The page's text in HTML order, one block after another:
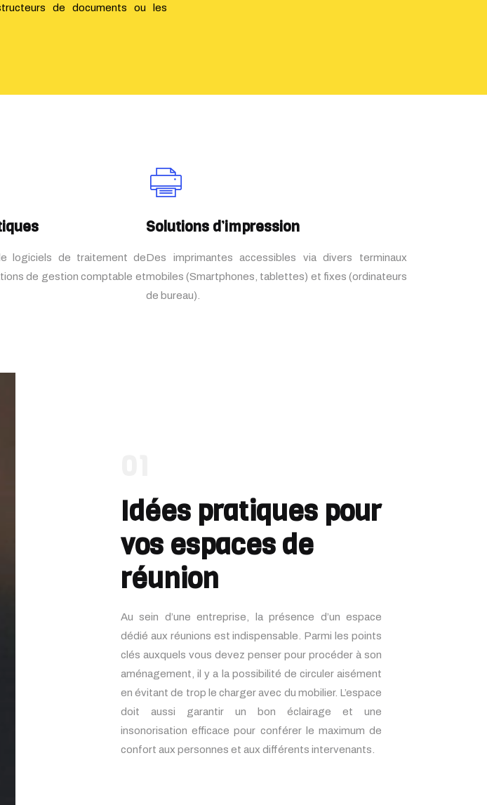
de documents ou les
logiciels de traitement de
de gestion comptable et
Solutions d’impression
Des imprimantes accessibles via divers terminaux
mobiles (Smartphones, tablettes) et fixes (ordinateurs
de bureau).
Idées pratiques pour
vos espaces de
réunion
Au sein d’une entreprise, la présence d’un espace
dédié aux réunions est indispensable. Parmi les points
clés auxquels vous devez penser pour procéder à son
aménagement, il y a la possibilité de circuler aisément
en évitant de trop le charger avec du mobilier. L’espace
doit aussi garantir un bon éclairage et une
insonorisation efficace pour conférer le maximum de
confort aux personnes et aux différents intervenants.